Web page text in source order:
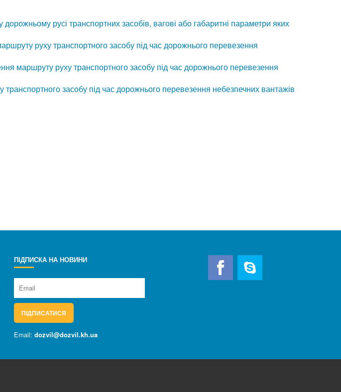
русі транспортних засобів, вагові або габаритні параметри яких
руху транспортного засобу під час дорожнього перевезення
маршруту руху транспортного засобу під час дорожнього перевезення
засобу під час дорожнього перевезення небезпечних вантажів
ПІДПИСКА НА НОВИНИ
ПІДПИСАТИСЯ
Email: dozvil@dozvil.kh.ua